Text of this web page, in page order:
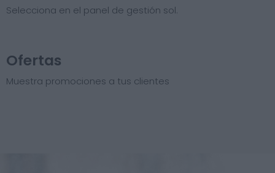
Selecciona en el panel de gestión sol.
Ofertas
Muestra promociones a tus clientes